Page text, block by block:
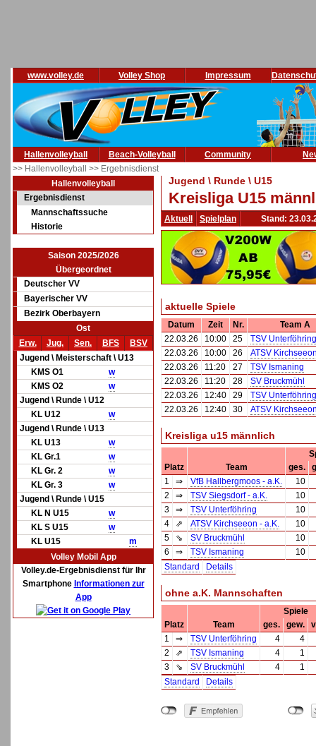
www.volley.de Volley Shop Impressum
Hallenvolleyball Beach-Volleyball Community
>> Hallenvolleyball >> Ergebnisdienst
Hallenvolleyball
Ergebnisdienst
Mannschaftssuche
Historie
Saison 2025/2026
Übergeordnet
Deutscher VV
Bayerischer VV
Bezirk Oberbayern
Ost
Erw.
Jug. Sen. BFS
BSV
Jugend \ Meisterschaft \ U13
KMS O1
w
KMS O2
w
Jugend \ Runde \ U12
KL U12
w
Jugend \ Runde \ U13
KL U13
w
KL Gr.1
w
KL Gr. 2
w
KL Gr. 3
w
Jugend \ Runde \ U15
KL N U15
w
KL S U15
w
KL U15
m
Volley Mobil App
Volley.de-Ergebnisdienst für Ihr
Smartphone Informationen zur
App
Jugend \ Runde \ U15
Kreisliga U15
Aktuell Spielplan Stand:
aktuelle Spiele
Datum Zeit Nr.
Team A
22.03.26
10:00 25
TSV
22.03.26
10:00 26
ATSV
22.03.26
11:20 27
TSV Ismaning
22.03.26
11:20 28
SV Bruckmühl
22.03.26
12:40 29
TSV
22.03.26
12:40 30 ATSV
Kreisliga u15 männlich
Platz
Team ges.
1
⇒ VfB Hallbergmoos - a.K.
10
2
⇒ TSV Siegsdorf - a.K.
10
3
⇒ TSV Unterföhring
10
4
⇗ ATSV Kirchseeon - a.K.
10
5
⇘ SV Bruckmühl
10
6
⇒ TSV Ismaning
10
Standard
Details
ohne a.K. Mannschaften
Spiele
Platz
Team ges. gew.
1
⇒ TSV Unterföhring 4
4
2
⇗ TSV Ismaning 4
1
3
⇘ SV Bruckmühl 4
1
Standard
Details